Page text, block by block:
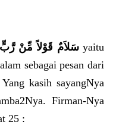
سَلاَمٌ قَوْلاً مِّنْyaitu
sebagai pesan dari
kasih sayangNya
Firman-Nya
25 :